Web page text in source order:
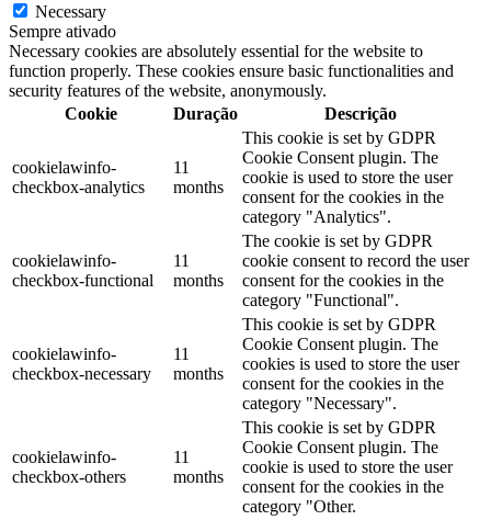
Necessary
Sempre ativado
Necessary cookies are absolutely essential for the website to
function properly. These cookies ensure basic functionalities and
security features of the website, anonymously.
Cookie
Duração Descrição
cookielawinfo-
checkbox-analytics
11
months
This cookie is set by GDPR
Cookie Consent plugin. The
cookie is used to store the user
consent for the cookies in the
category "Analytics".
cookielawinfo-
checkbox-functional
11
months
The cookie is set by GDPR
cookie consent to record the user
consent for the cookies in the
category "Functional".
cookielawinfo-
checkbox-necessary
11
months
This cookie is set by GDPR
Cookie Consent plugin. The
cookies is used to store the user
consent for the cookies in the
category "Necessary".
cookielawinfo-
checkbox-others
11
months
This cookie is set by GDPR
Cookie Consent plugin. The
cookie is used to store the user
consent for the cookies in the
category "Other.